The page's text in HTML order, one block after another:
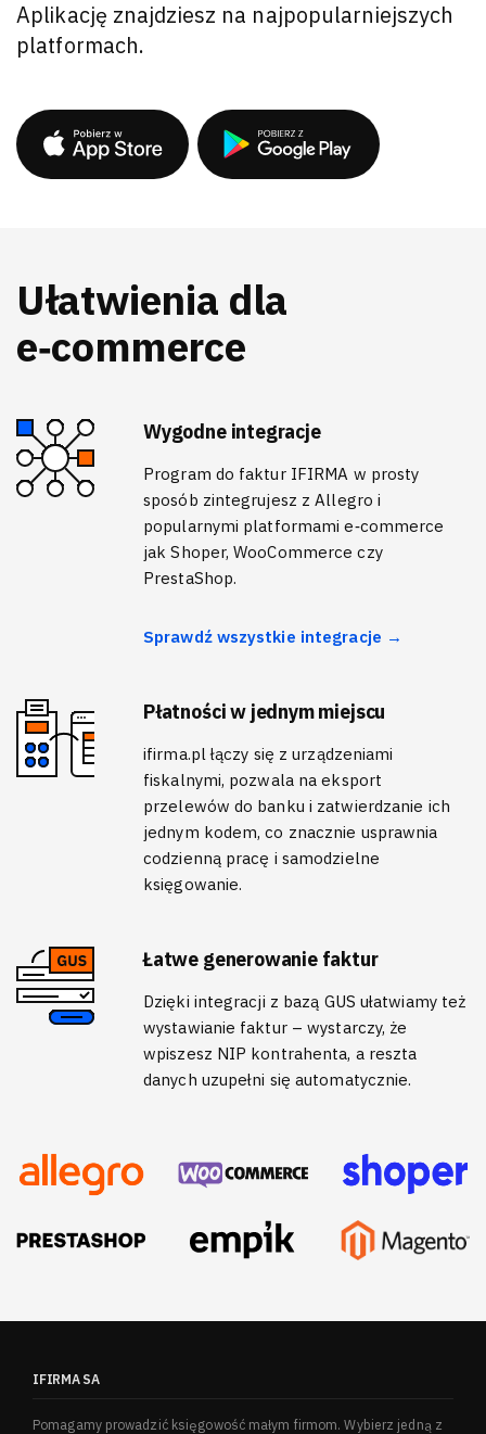
Aplikację znajdziesz na najpopularniejszych
platformach.
Ułatwienia dla
e‑commerce
Wygodne integracje
Program do faktur IFIRMA w prosty
sposób zintegrujesz z Allegro i
popularnymi platformami e‑commerce
jak Shoper, WooCommerce czy
PrestaShop.
Sprawdź wszystkie integracje →
Płatności w jednym miejscu
ifirma.pl łączy się z urządzeniami
fiskalnymi, pozwala na eksport
przelewów do banku i zatwierdzanie ich
jednym kodem, co znacznie usprawnia
codzienną pracę i samodzielne
księgowanie.
Łatwe generowanie faktur
Dzięki integracji z bazą GUS ułatwiamy też
wystawianie faktur – wystarczy, że
wpiszesz NIP kontrahenta, a reszta
danych uzupełni się automatycznie.
IFIRMA SA
Pomagamy prowadzić księgowość małym firmom. Wybierz jedną z